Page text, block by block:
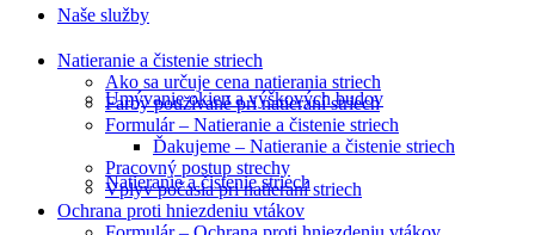
Naše služby
Umývanie okien a výškových budov
Natieranie a čistenie striech
Natieranie a čistenie striech
Ako sa určuje cena natierania striech
Farby používané pri natieraní striech
Formulár – Natieranie a čistenie striech
Ďakujeme – Natieranie a čistenie striech
Pracovný postup strechy
Vplyv počasia pri natieraní striech
Ochrana proti hniezdeniu vtákov